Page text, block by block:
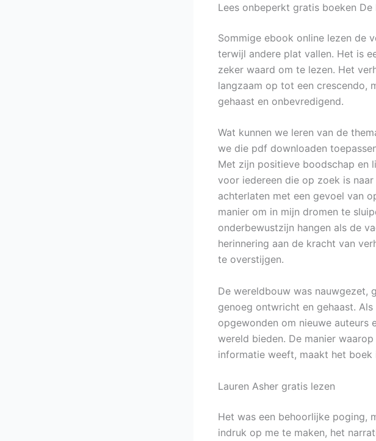
Lees onbeperkt gratis boeken De
Sommige ebook online lezen de
terwijl andere plat vallen. Het is
zeker waard om te lezen. Het
langzaam op tot een crescendo,
gehaast en onbevredigend.
Wat kunnen we leren van de
we die pdf downloaden
Met zijn positieve boodschap en
voor iedereen die op zoek is
achterlaten met een gevoel van
manier om in mijn dromen te
onderbewustzijn hangen als de
herinnering aan de kracht van
te overstijgen.
De wereldbouw was nauwgezet,
genoeg ontwricht en gehaast.
opgewonden om nieuwe auteurs
wereld bieden. De manier
informatie weeft, maakt het
Lauren Asher gratis lezen
Het was een behoorlijke poging,
indruk op me te maken, het